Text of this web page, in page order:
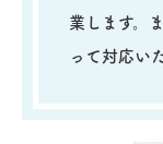
業します。
って対応い